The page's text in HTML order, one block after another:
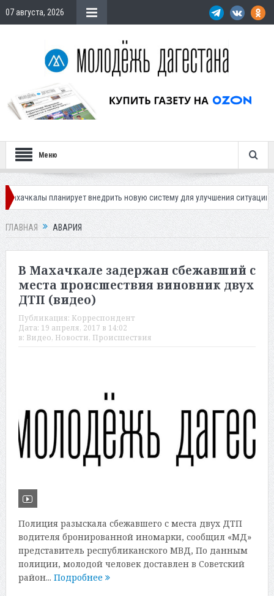
07 августа, 2026
Меню
внедрить новую систему для улучшения ситуации с парковками
ГЛАВНАЯ АВАРИЯ
В Махачкале задержан сбежавший с
места происшествия виновник двух
ДТП (видео)
Публикация: Корреспондент
Дата: 19 апреля, 2017 в 14:02
в: Видео, Новости, Происшествия
Полиция разыскала сбежавшего с места двух ДТП
водителя бронированной иномарки, сообщил «МД»
представитель республиканского МВД, По данным
полиции, молодой человек доставлен в Советский
район... Подробнее